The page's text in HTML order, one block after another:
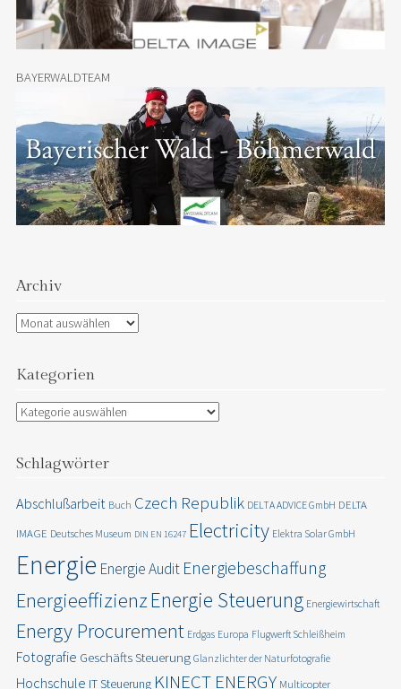
BAYERWALDTEAM
Archiv
Archiv
Kategorien
Kategorien
Schlagwörter
Abschlußarbeit Buch Czech Republik DELTA ADVICE GmbH DELTA
IMAGE Deutsches Museum DIN EN 16247 Electricity Elektra Solar GmbH
Energie Energie Audit Energiebeschaffung
EnergieeffizienzEnergie Steuerung Energiewirtschaft
Energy Procurement Erdgas Europa Flugwerft Schleißheim
Fotografie Geschäfts Steuerung Glanzlichter der Naturfotografie
Hochschule IT Steuerung KINECT ENERGY Multicopter